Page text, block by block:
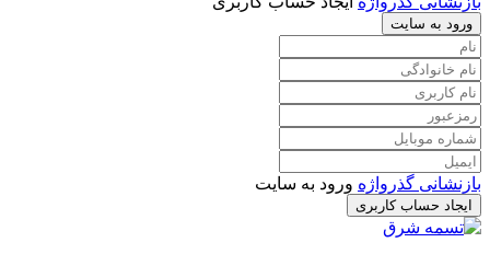
ورود به سایت
بازنشانی گذرواژه ورود به سایت
ایجاد حساب کاربری